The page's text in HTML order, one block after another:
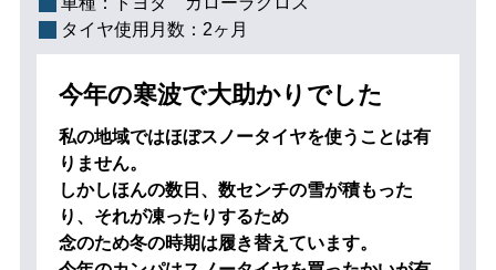
タイヤ使用月数： 2ヶ月
今年の寒波で大助かりでした
私の地域ではほぼスノータイヤを使うことは有
りません。
しかしほんの数日、数センチの雪が積もった
り、それが凍ったりするため
念のため冬の時期は履き替えています。